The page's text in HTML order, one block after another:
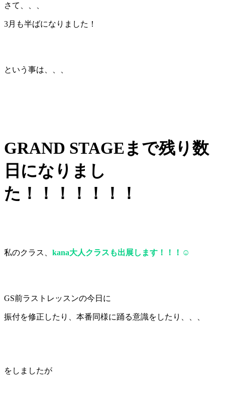
さて、、、
3月も半ばになりました！
という事は、、、
GRAND STAGEまで残り数
日になりまし
た！！！！！！！
私のクラス、 kana大人クラスも出展します！！！☺
GS前ラストレッスンの今日に
振付を修正したり、本番同様に踊る意識をしたり、、、
をしましたが